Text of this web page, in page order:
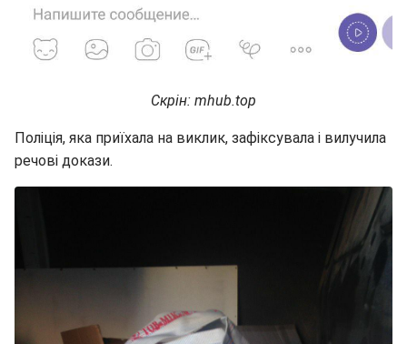
Скрін: mhub.top
Поліція, яка приїхала на виклик, зафіксувала і вилучила
речові докази.